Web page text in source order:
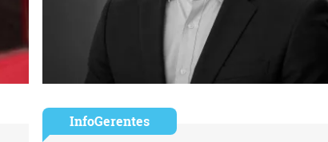
InfoGerentes